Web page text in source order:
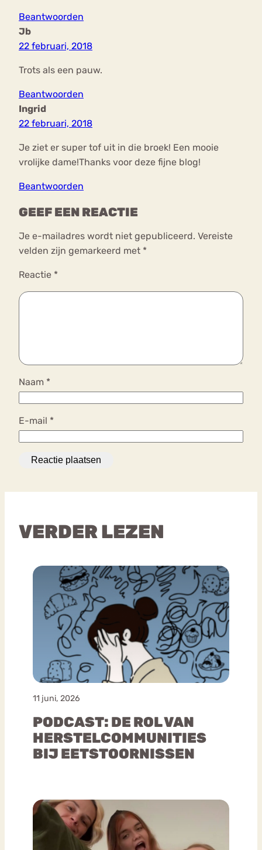
Beantwoorden
Jb
22 februari, 2018
Trots als een pauw.
Beantwoorden
Ingrid
22 februari, 2018
Je ziet er super tof uit in die broek! Een mooie
vrolijke dame!Thanks voor deze fijne blog!
Beantwoorden
GEEF EEN REACTIE
Je e-mailadres wordt niet gepubliceerd. Vereiste
velden zijn gemarkeerd met *
Reactie *
Naam *
E-mail *
VERDER LEZEN
11 juni, 2026
PODCAST: DE ROL VAN
HERSTELCOMMUNITIES
BIJ EETSTOORNISSEN